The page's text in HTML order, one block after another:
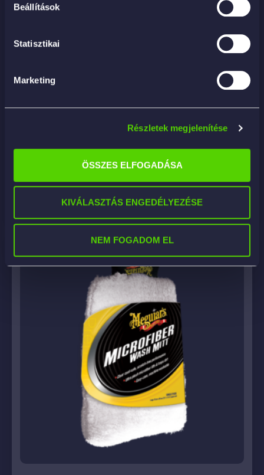
Beállítások
Statisztikai
Marketing
Részletek megjelenítése
ÖSSZES ELFOGADÁSA
KIVÁLASZTÁS ENGEDÉLYEZÉSE
NEM FOGADOM EL
mikroszálas mosókesztyű
8 190Ft
KOSÁRBA